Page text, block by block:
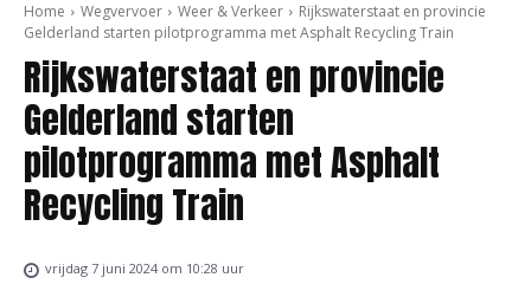
Home Wegvervoer Weer & Verkeer
Rijkswaterstaat en provincie
Gelderland starten pilotprogramma met Asphalt Recycling Train
Rijkswaterstaat en provincie
Gelderland starten
pilotprogramma met Asphalt
Recycling Train
vrijdag 7 juni 2024 om 10:28 uur